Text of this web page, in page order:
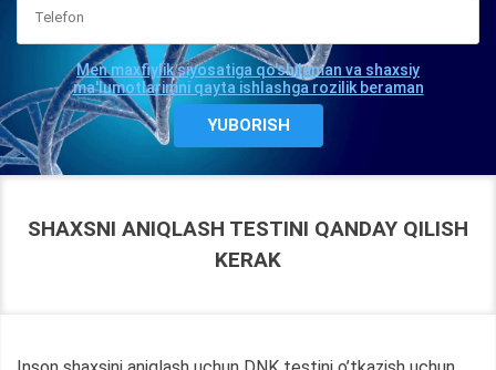
Men maxfiylik siyosatiga qo'shilaman va shaxsiy
ma'lumotlarimni qayta ishlashga rozilik beraman
SHAXSNI ANIQLASH TESTINI QANDAY QILISH
KERAK